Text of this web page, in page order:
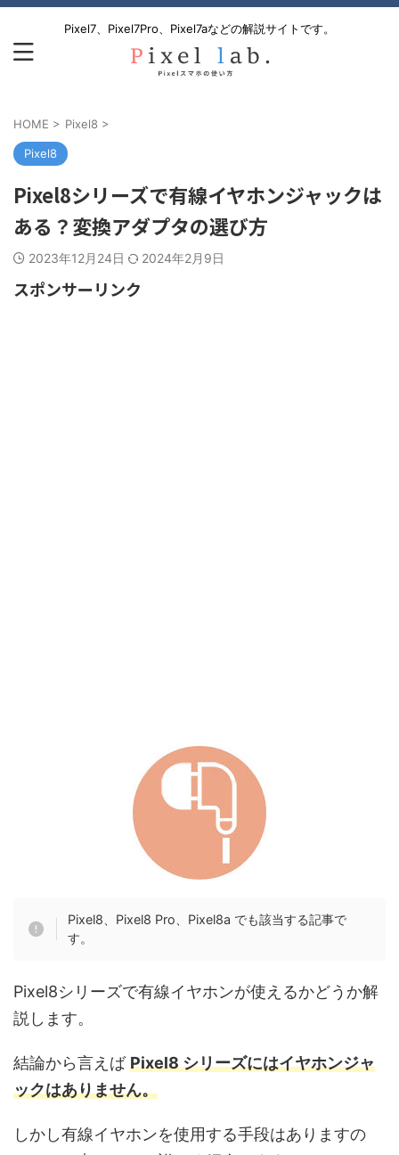
Pixel7、Pixel7Pro、Pixel7aなどの解説サイトです。
HOME > Pixel8 >
Pixel8
Pixel8シリーズで有線イヤホンジャックは
ある？変換アダプタの選び方
2023年12月24日 2024年2月9日
スポンサーリンク
Pixel8、Pixel8 Pro、Pixel8a でも該当する記事で
す。
Pixel8シリーズで有線イヤホンが使えるかどうか解
説します。
結論から言えばPixel8 シリーズにはイヤホンジャ
ックはありません。
しかし有線イヤホンを使用する手段はありますの